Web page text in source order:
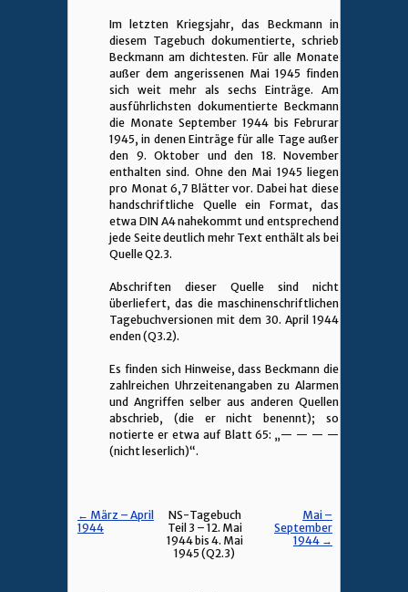
Im letzten Kriegsjahr, das Beckmann in
diesem Tagebuch dokumentierte, schrieb
Beckmann am dichtesten. Für alle Monate
außer dem angerissenen Mai 1945 finden
sich weit mehr als sechs Einträge. Am
ausführlichsten dokumentierte Beckmann
die Monate September 1944 bis Februrar
1945, in denen Einträge für alle Tage außer
den 9. Oktober und den 18. November
enthalten sind. Ohne den Mai 1945 liegen
pro Monat 6,7 Blätter vor. Dabei hat diese
handschriftliche Quelle ein Format, das
etwa DIN A4 nahekommt und entsprechend
jede Seite deutlich mehr Text enthält als bei
Quelle Q2.3.
Abschriften dieser Quelle sind nicht
überliefert, das die maschinenschriftlichen
Tagebuchversionen mit dem 30. April 1944
enden (Q3.2).
Es finden sich Hinweise, dass Beckmann die
zahlreichen Uhrzeitenangaben zu Alarmen
und Angriffen selber aus anderen Quellen
abschrieb, (die er nicht benennt); so
notierte er etwa auf Blatt 65: „— — — —
(nicht leserlich)“.
← März – April
1944
Mai –
September
1944 →
NS-Tagebuch
Teil 3 – 12. Mai
1944 bis 4. Mai
1945 (Q2.3)